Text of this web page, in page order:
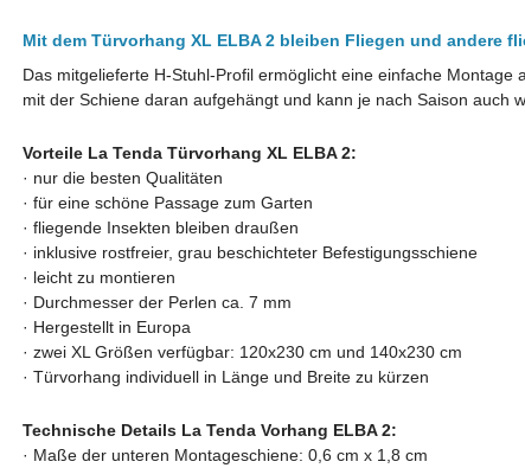
Mit dem Türvorhang XL ELBA 2 bleiben Fliegen und andere
Das mitgelieferte H-Stuhl-Profil ermöglicht eine einfache
mit der Schiene daran aufgehängt und kann je nach Saison auch
Vorteile La Tenda Türvorhang XL ELBA 2:
· nur die besten Qualitäten
· für eine schöne Passage zum Garten
· fliegende Insekten bleiben draußen
· inklusive rostfreier, grau beschichteter Befestigungsschiene
· leicht zu montieren
· Durchmesser der Perlen ca. 7 mm
· Hergestellt in Europa
· zwei XL Größen verfügbar: 120x230 cm und 140x230 cm
· Türvorhang individuell in Länge und Breite zu kürzen
Technische Details La Tenda Vorhang ELBA 2:
· Maße der unteren Montageschiene: 0,6 cm x 1,8 cm